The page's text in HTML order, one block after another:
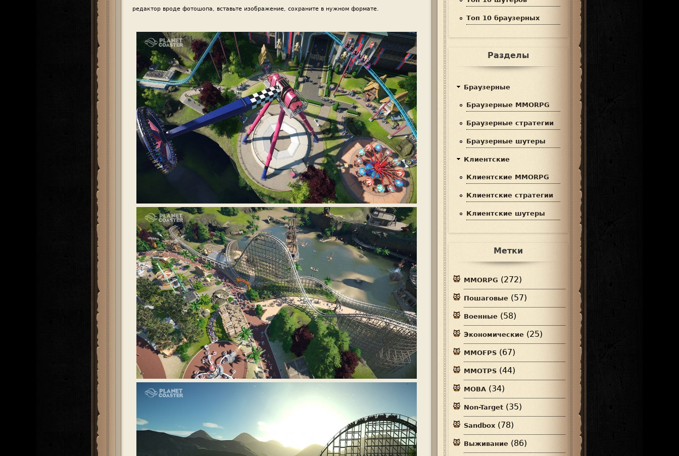
редактор вроде фотошопа, вставьте изображение, сохраните в нужном формате.
Топ 10 браузерных
Разделы
Браузерные
Браузерные MMORPG
Браузерные стратегии
Браузерные шутеры
Клиентские
Клиентские MMORPG
Клиентские стратегии
Клиентские шутеры
Метки
MMORPG (272)
Пошаговые (57)
Военные (58)
Экономические (25)
MMOFPS (67)
MMOTPS (44)
MOBA (34)
Non-Target (35)
Sandbox (78)
Выживание (86)